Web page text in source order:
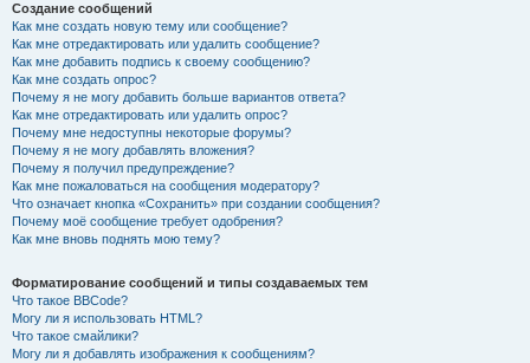
Создание сообщений
Как мне создать новую тему или сообщение?
Как мне отредактировать или удалить сообщение?
Как мне добавить подпись к своему сообщению?
Как мне создать опрос?
Почему я не могу добавить больше вариантов ответа?
Как мне отредактировать или удалить опрос?
Почему мне недоступны некоторые форумы?
Почему я не могу добавлять вложения?
Почему я получил предупреждение?
Как мне пожаловаться на сообщения модератору?
Что означает кнопка «Сохранить» при создании сообщения?
Почему моё сообщение требует одобрения?
Как мне вновь поднять мою тему?
Форматирование сообщений и типы создаваемых тем
Что такое BBCode?
Могу ли я использовать HTML?
Что такое смайлики?
Могу ли я добавлять изображения к сообщениям?